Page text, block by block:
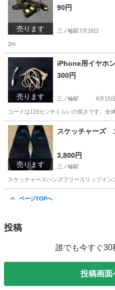
売ります
90円
三ノ輪駅7月18日
2m
東京 台東区 三ノ輪駅 その他
売ります
iPhone用イヤホ
300円
三ノ輪駅 6月15日
コードは115センチくらいの長さです。全
東京 台東区 三ノ輪駅 その他
売ります
スケッチャーズ
3,800円
三ノ輪駅
スケッチャーズハンズフリースリップイ
ページTOPへ
投稿
誰でも今すぐ30
投稿画面